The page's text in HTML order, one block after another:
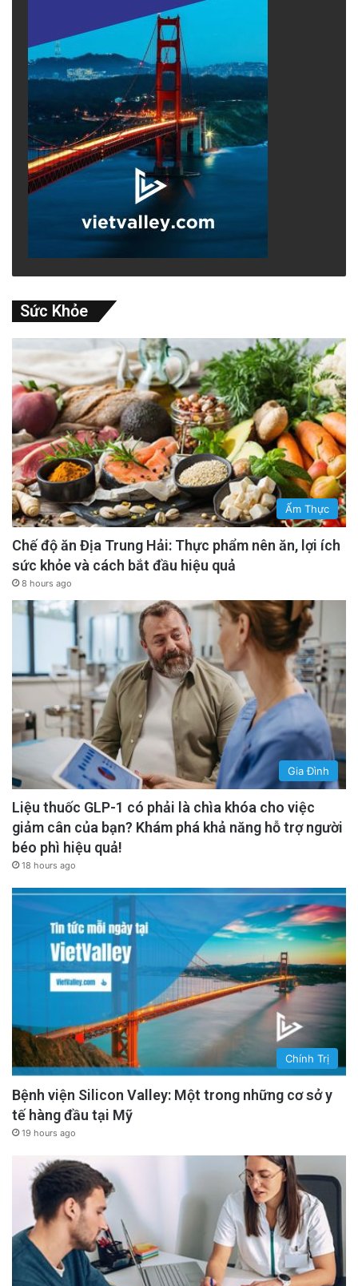
Sức Khỏe
Ẩm Thực
Chế độ ăn Địa Trung Hải: Thực phẩm nên ăn, lợi ích
sức khỏe và cách bắt đầu hiệu quả
8 hours ago
Gia Đình
Liệu thuốc GLP-1 có phải là chìa khóa cho việc
giảm cân của bạn? Khám phá khả năng hỗ trợ người
béo phì hiệu quả!
18 hours ago
Chính Trị
Bệnh viện Silicon Valley: Một trong những cơ sở y
tế hàng đầu tại Mỹ
19 hours ago